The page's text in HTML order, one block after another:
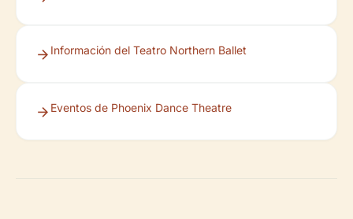
Información del Teatro Northern Ballet
Eventos de Phoenix Dance Theatre